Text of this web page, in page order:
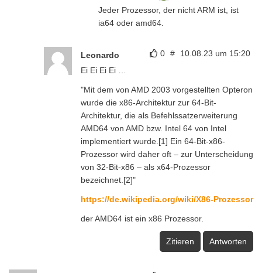
Jeder Prozessor, der nicht ARM ist, ist
ia64 oder amd64.
0 # 10.08.23 um 15:20
Leonardo
Ei Ei Ei Ei …
"Mit dem von AMD 2003 vorgestellten Opteron
wurde die x86-Architektur zur 64-Bit-
Architektur, die als Befehlssatzerweiterung
AMD64 von AMD bzw. Intel 64 von Intel
implementiert wurde.[1] Ein 64-Bit-x86-
Prozessor wird daher oft – zur Unterscheidung
von 32-Bit-x86 – als x64-Prozessor
bezeichnet.[2]"
https://de.wikipedia.org/wiki/X86-Prozessor
der AMD64 ist ein x86 Prozessor.
Zitieren Antworten